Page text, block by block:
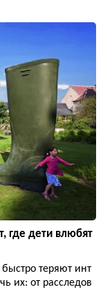
где дети влюбят
теряют инт
их: от расследов